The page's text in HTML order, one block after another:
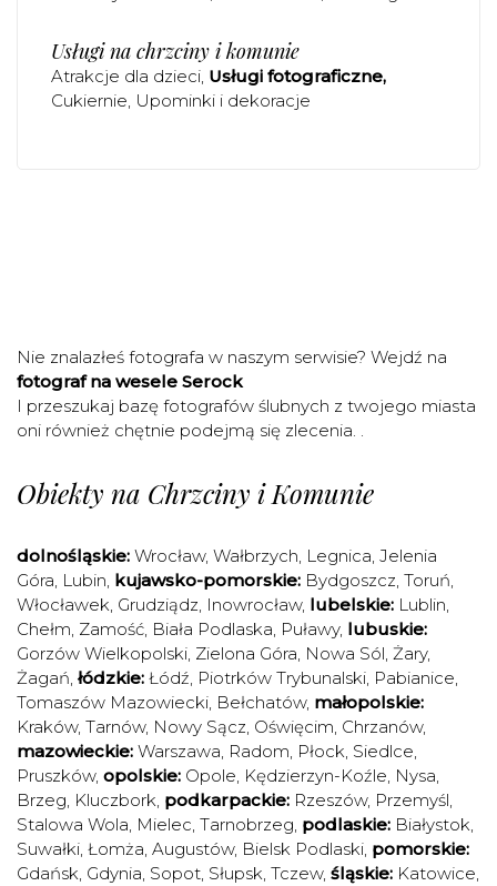
Usługi na chrzciny i komunie
Atrakcje dla dzieci Usługi fotograficzne
Cukiernie Upominki i dekoracje
Nie znalazłeś fotografa w naszym serwisie? Wejdź na
fotograf na wesele Serock
I przeszukaj bazę fotografów ślubnych z twojego miasta
oni również chętnie podejmą się zlecenia. .
Obiekty na Chrzciny i Komunie
dolnośląskie: Wrocław, Wałbrzych, Legnica, Jelenia
Góra, Lubin, kujawsko-pomorskie: Bydgoszcz, Toruń,
Włocławek, Grudziądz, Inowrocław, lubelskie: Lublin,
Chełm, Zamość, Biała Podlaska, Puławy, lubuskie:
Gorzów Wielkopolski, Zielona Góra, Nowa Sól, Żary,
Żagań, łódzkie: Łódź, Piotrków Trybunalski, Pabianice,
Tomaszów Mazowiecki, Bełchatów, małopolskie:
Kraków, Tarnów, Nowy Sącz, Oświęcim, Chrzanów,
mazowieckie: Warszawa, Radom, Płock, Siedlce,
Pruszków, opolskie: Opole, Kędzierzyn-Koźle, Nysa,
Brzeg, Kluczbork, podkarpackie: Rzeszów, Przemyśl,
Stalowa Wola, Mielec, Tarnobrzeg, podlaskie: Białystok,
Suwałki, Łomża, Augustów, Bielsk Podlaski, pomorskie:
Gdańsk, Gdynia, Sopot, Słupsk, Tczew, śląskie: Katowice,